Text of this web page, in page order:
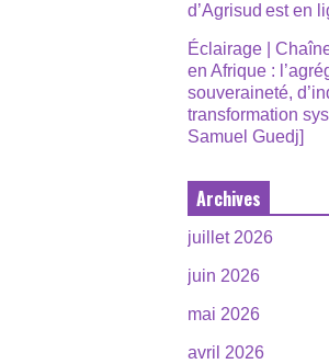
d’Agrisud est en
Éclairage |
en Afrique :
souveraineté,
transformation
Samuel Guedj]
Archives
juillet 2026
juin 2026
mai 2026
avril 2026